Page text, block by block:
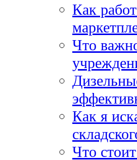
Как
Что
Как я
Что